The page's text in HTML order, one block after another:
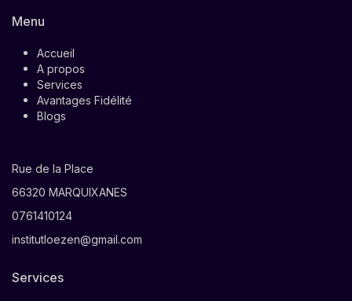
Menu
Accueil
A propos
Services
Avantages Fidélité
Blogs
Rue de la Place
66320 MARQUIXANES
0761410124
institutloezen@gmail.com
Services